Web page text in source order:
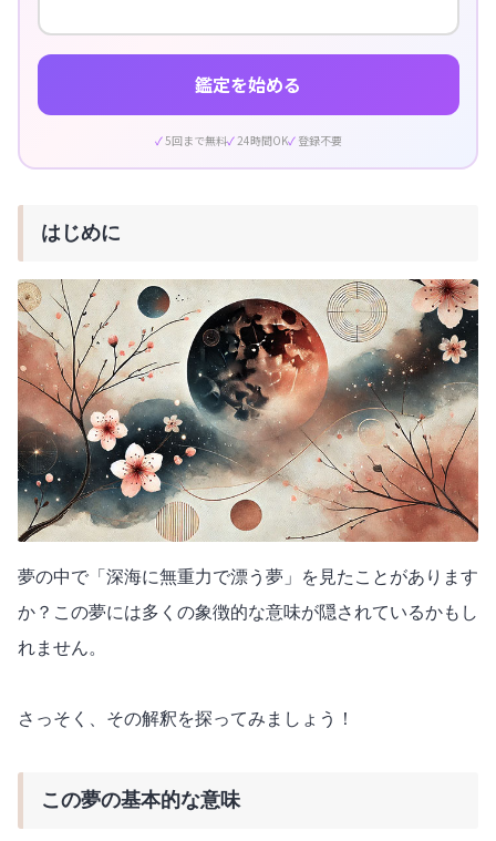
鑑定を始める
5回まで無料 24時間OK 登録不要
はじめに
夢の中で「深海に無重力で漂う夢」を見たことがあります
か？この夢には多くの象徴的な意味が隠されているかもし
れません。
さっそく、その解釈を探ってみましょう！
この夢の基本的な意味